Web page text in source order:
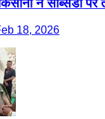
ने सब्सिडी पर
18, 2026